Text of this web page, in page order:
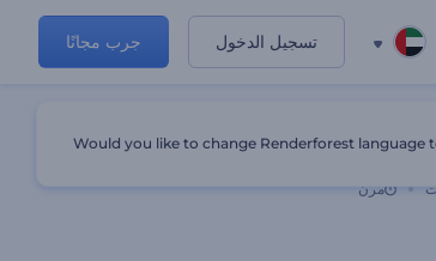
تسجيل الدخول جرب مجانًا
مرن
Would you like to change Renderforest language